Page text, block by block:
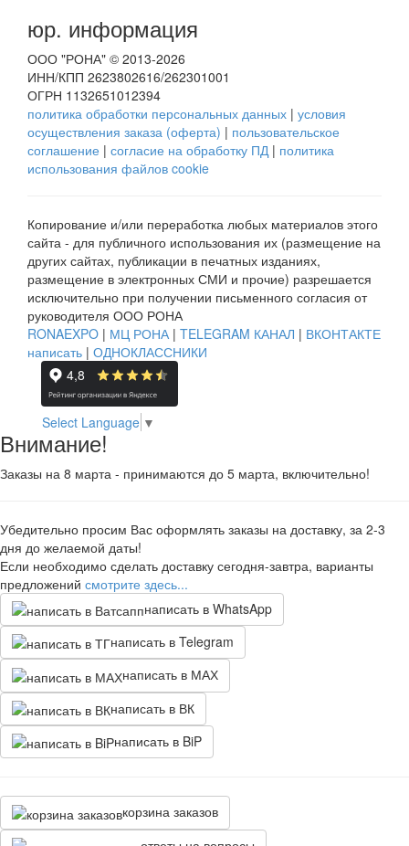
юр. информация
ООО "РОНА" © 2013-2026
ИНН/КПП 2623802616/262301001
ОГРН 1132651012394
политика обработки персональных данных | условия
осуществления заказа (оферта) | пользовательское
соглашение | согласие на обработку ПД| политика
использования файлов cookie
Копирование и/или переработка любых материалов этого
сайта - для публичного использования их (размещение на
других сайтах, публикации в печатных изданиях,
размещение в электронных СМИ и прочие) разрешается
исключительно при получении письменного согласия от
руководителя ООО РОНА
RONAEXPO | МЦ РОНА| TELEGRAM КАНАЛ | ВКОНТАКТЕ
написать | ОДНОКЛАССНИКИ
Select Language ▼
Внимание!
Заказы на 8 марта - принимаются до 5 марта, включительно!
Убедительно просим Вас оформлять заказы на доставку, за 2-3
дня до желаемой даты!
Если необходимо сделать доставку сегодня-завтра, варианты
предложений смотрите здесь...
написать в WhatsApp
написать в Telegram
написать в МАХ
написать в ВК
написать в BiP
корзина заказов